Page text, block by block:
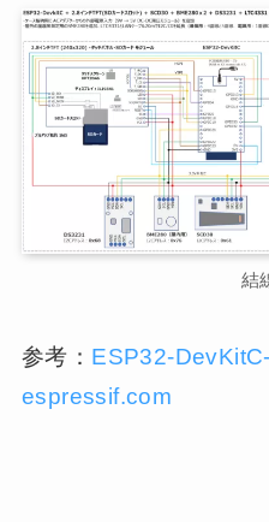
結
参考： ESP32-
espressif.com